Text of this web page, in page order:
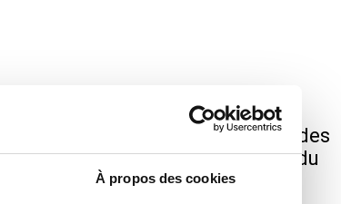
À propos des cookies
appelants au 115 de Paris et des
à la retraite des générations du
ces chiffres.